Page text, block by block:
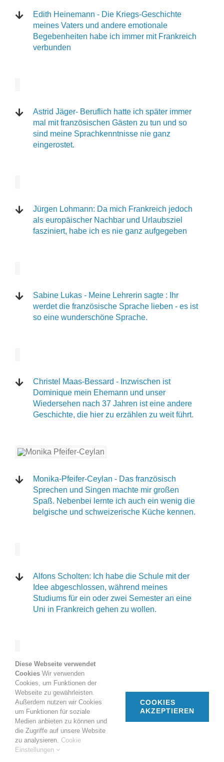
Edith Heinemann - Die Kriegs-Geschichte
meines Vaters und andere emotionale
Begebenheiten habe ich immer mit Frankreich
verbunden
Astrid Jäger- Beruflich hatte ich später immer
mal mit französischen Gästen zu tun und so
sind meine Sprachkenntnisse nie ganz
eingerostet.
Jürgen Lohmann: Da mich Frankreich jedoch
als europäischer Nachbar und Urlaubsziel
fasziniert, habe ich es nie ganz aufgegeben
Sabine Lukas - Meine Lehrerin sagte : Ihr
werdet die französische Sprache lieben - es ist
so eine wunderschöne Sprache.
Christel Maas-Bessard - Inzwischen ist
Dominique mein Ehemann und unser
Wiedersehen nach 37 Jahren ist eine andere
Geschichte, die hier zu erzählen zu weit führt.
Monika-Pfeifer-Ceylan - Das französisch
Sprechen und Singen machte mir großen
Spaß. Nebenbei lernte ich auch ein wenig die
belgische und schweizerische Küche kennen.
Alfons Scholten: Ich habe die Schule mit der
Idee abgeschlossen, während meines
Studiums für ein oder zwei Semester an eine
Uni in Frankreich gehen zu wollen.
Wolfgang Schwarzer - Ich muss wohl in einem
meiner früheren Leben Clochard oder
Sonnenkönig in Paris gewesen sein
Diese Webseite verwendet
Cookies Wir verwenden
Cookies, um Funktionen der
Webseite zu gewährleisten.
Außerdem nutzen wir Cookies
um Funktionen für soziale
Medien anbieten zu können und
die Zugriffe auf unsere Website
zu analysieren. Cookie
Einstellungen
COOKIES
AKZEPTIEREN